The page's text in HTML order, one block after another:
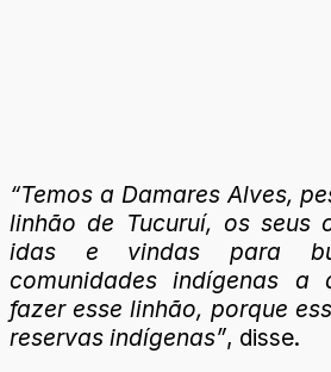
“Temos a Damares Alves,
linhão de Tucuruí, os seus
idas e vindas para
comunidades indígenas a
fazer esse linhão, porque
reservas indígenas”, disse.